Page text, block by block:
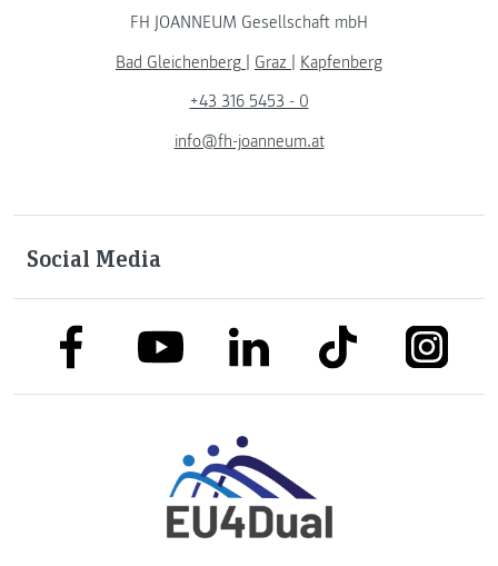
FH JOANNEUM Gesellschaft mbH
Bad Gleichenberg | Graz | Kapfenberg
+43 316 5453 - 0
info@fh-joanneum.at
Social Media
link to facebooklink to youtubelink to linkedinlink to tiktok link to